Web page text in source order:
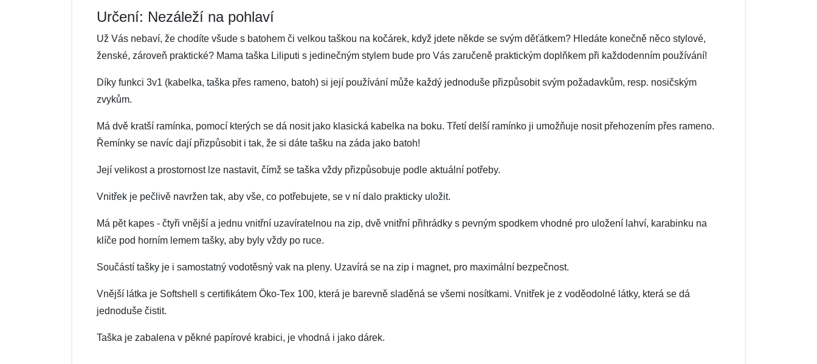
Určení: Nezáleží na pohlaví
Už Vás nebaví, že chodíte všude s batohem či velkou taškou na kočárek, když jdete někde se svým děťátkem? Hledáte konečně něco stylové,
ženské, zároveň praktické? Mama taška Liliputi s jedinečným stylem bude pro Vás zaručeně praktickým doplňkem při každodenním používání!
Díky funkci 3v1 (kabelka, taška přes rameno, batoh) si její používání může každý jednoduše přizpůsobit svým požadavkům, resp. nosičským
zvykům.
Má dvě kratší ramínka, pomocí kterých se dá nosit jako klasická kabelka na boku. Třetí delší ramínko ji umožňuje nosit přehozením přes rameno.
Řemínky se navíc dají přizpůsobit i tak, že si dáte tašku na záda jako batoh!
Její velikost a prostornost lze nastavit, čímž se taška vždy přizpůsobuje podle aktuální potřeby.
Vnitřek je pečlivě navržen tak, aby vše, co potřebujete, se v ní dalo prakticky uložit.
Má pět kapes - čtyři vnější a jednu vnitřní uzavíratelnou na zip, dvě vnitřní přihrádky s pevným spodkem vhodné pro uložení lahví, karabinku na
klíče pod horním lemem tašky, aby byly vždy po ruce.
Součástí tašky je i samostatný vodotěsný vak na pleny. Uzavírá se na zip i magnet, pro maximální bezpečnost.
Vnější látka je Softshell s certifikátem Öko-Tex 100, která je barevně sladěná se všemi nosítkami. Vnitřek je z voděodolné látky, která se dá
jednoduše čistit.
Taška je zabalena v pěkné papírové krabici, je vhodná i jako dárek.